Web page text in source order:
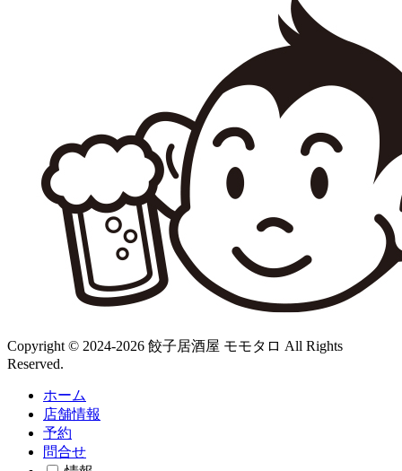
Copyright © 2024-2026 餃子居酒屋 モモタロ All Rights
Reserved.
ホーム
店舗情報
予約
問合せ